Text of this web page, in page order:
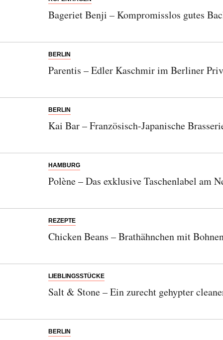
Bageriet Benji – Kompromisslos gutes
BERLIN
Parentis – Edler Kaschmir im Berliner
BERLIN
Kai Bar – Französisch-Japanische
HAMBURG
Polène – Das exklusive Taschenlabel am
REZEPTE
Chicken Beans – Brathähnchen mit
LIEBLINGSSTÜCKE
Salt & Stone – Ein zurecht gehypter
BERLIN